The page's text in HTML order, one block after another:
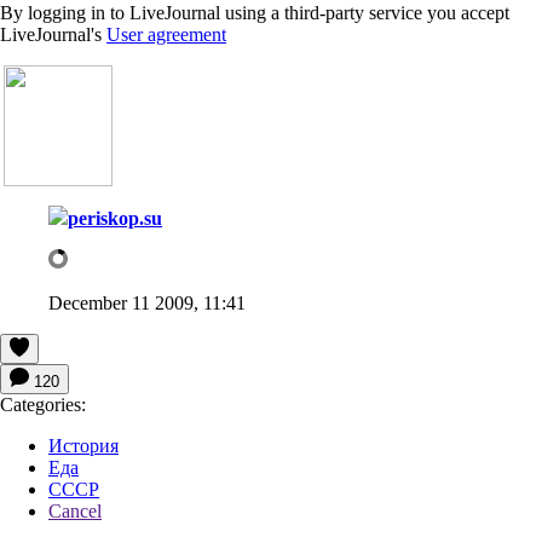
By logging in to LiveJournal using a third-party service you accept
LiveJournal's User agreement
periskop.su
December 11 2009, 11:41
120
Categories:
История
Еда
СССР
Cancel